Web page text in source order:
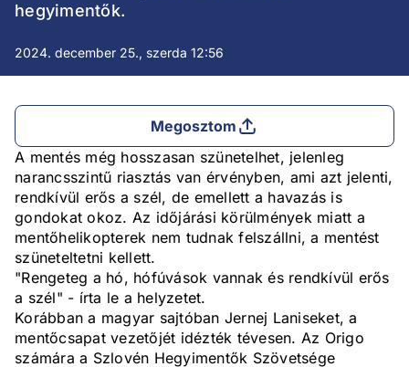
hegyimentők.
2024. december 25., szerda 12:56
Megosztom
A mentés még hosszasan szünetelhet, jelenleg
narancsszintű riasztás van érvényben, ami azt jelenti,
rendkívül erős a szél, de emellett a havazás is
gondokat okoz. Az időjárási körülmények miatt a
mentőhelikopterek nem tudnak felszállni, a mentést
szüneteltetni kellett.
"Rengeteg a hó, hófúvások vannak és rendkívül erős
a szél" - írta le a helyzetet.
Korábban a magyar sajtóban Jernej Laniseket, a
mentőcsapat vezetőjét idézték tévesen. Az Origo
számára a Szlovén Hegyimentők Szövetsége